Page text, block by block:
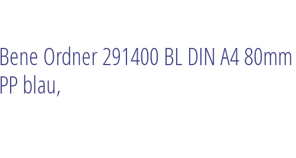
Bene Ordner 291400 BL DIN A4 80mm
PP blau,